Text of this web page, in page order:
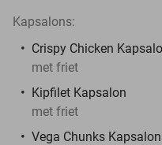
Kapsalons:
Crispy Chicken
met friet
Kipfilet Kapsalon
met friet
Vega Chunks Kapsalon